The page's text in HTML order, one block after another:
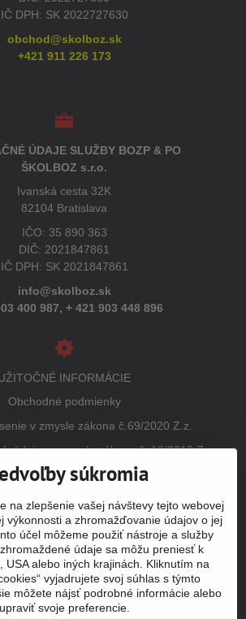
IČ DPH: SK 2022727630
obchod@skolboz.sk
+421 911 226 173
ÚDAJE SLUŽBY BOZP & PO
ŠKOLBOZ s.r.o.
Ivanská cesta 32K
82104 Bratislava
IČO: 35 890 363
DIČ: 2021847861
IČ DPH: SK 2021847861
info@skolboz.sk
400 987, + 421 903 448 896
INFORMÁCIE
Obchodné podmienky
v zmysle zákona č.69/2020 Z.z.
údajov v zmysle zákona č. 18/2018 Z.z.
(GDPR)
Vrátenie tovaru
Tabuľky veľkostí
Šitie a potlač odevov
Mapa stránky
súkromia
na zlepšenie vašej návštevy tejto webovej
výkonnosti a zhromažďovanie údajov o jej
účel môžeme použiť nástroje a služby
údaje sa môžu preniesť k
USA alebo iných krajinách. Kliknutím na
vyjadrujete svoj súhlas s týmto
môžete nájsť podrobné informácie alebo
upraviť svoje preferencie.